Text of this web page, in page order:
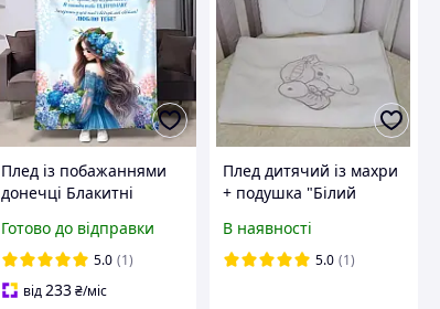
Плед із побажаннями
донечці Блакитні
покривало для дочки
135х160 Плед донечка
від батьків
Готово до відправки
5.0 (1)
від233 ₴/міс
Плед дитячий із махри
+ подушка "Білий
В наявності
5.0 (1)